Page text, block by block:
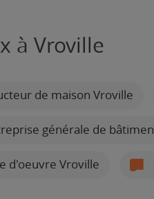
à Vroville
de maison Vroville
générale de
d'oeuvre Vroville